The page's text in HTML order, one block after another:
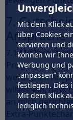
Mit dem Klick
über Cookies
servieren und
können wir
Werbung und
„anpassen”
festlegen. Dies
Mit dem Klick
lediglich
7.
Ansprache
7.1 Mit Ihrer
Programm
werblichen
willige ein, dass
an mich
Extra-